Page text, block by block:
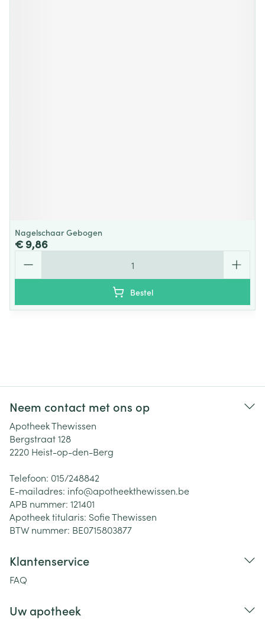
Nagelschaar Gebogen
€ 9,86
Bestel
Neem contact met ons op
Apotheek Thewissen
Bergstraat 128
2220 Heist-op-den-Berg
Telefoon: 015/248842
E-mailadres: info@apotheekthewissen.be
APB nummer: 121401
Apotheek titularis: Sofie Thewissen
BTW nummer: BE0715803877
Klantenservice
FAQ
Uw apotheek